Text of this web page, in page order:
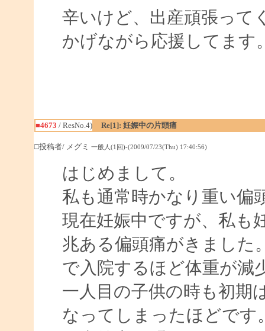
辛いけど、出産頑張って
かげながら応援してます
■4673 / ResNo.4) Re[1]: 妊娠中の片頭痛
□投稿者/ メグミ 一般人(1回)-(2009/07/23(Thu) 17:40:56)
はじめまして。
私も通常時かなり重い偏
現在妊娠中ですが、私も
兆ある偏頭痛がきました
で入院するほど体重が減
一人目の子供の時も初期
なってしまったほどです